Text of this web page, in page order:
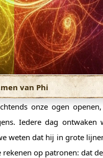
van Phi
onze ogen
Iedere dag ontwaken
weten dat hij in grote
rekenen op patronen: dat